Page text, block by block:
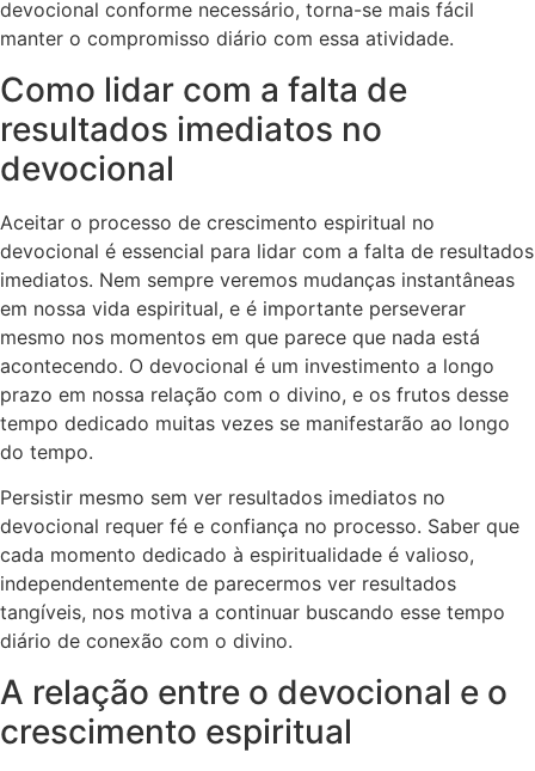
devocional conforme necessário, torna-se mais fácil
manter o compromisso diário com essa atividade.
Como lidar com a falta de
resultados imediatos no
devocional
Aceitar o processo de crescimento espiritual no
devocional é essencial para lidar com a falta de resultados
imediatos. Nem sempre veremos mudanças instantâneas
em nossa vida espiritual, e é importante perseverar
mesmo nos momentos em que parece que nada está
acontecendo. O devocional é um investimento a longo
prazo em nossa relação com o divino, e os frutos desse
tempo dedicado muitas vezes se manifestarão ao longo
do tempo.
Persistir mesmo sem ver resultados imediatos no
devocional requer fé e confiança no processo. Saber que
cada momento dedicado à espiritualidade é valioso,
independentemente de parecermos ver resultados
tangíveis, nos motiva a continuar buscando esse tempo
diário de conexão com o divino.
A relação entre o devocional e o
crescimento espiritual